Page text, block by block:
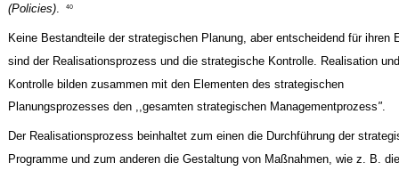
(Policies). 40
Keine Bestandteile der strategischen Planung, aber entscheidend für ihren
sind der Realisationsprozess und die strategische Kontrolle. Realisation und
Kontrolle bilden zusammen mit den Elementen des strategischen
Planungsprozesses den ,,gesamten strategischen Managementprozess".
Der Realisationsprozess beinhaltet zum einen die Durchführung der
Programme und zum anderen die Gestaltung von Maßnahmen, wie z. B. die